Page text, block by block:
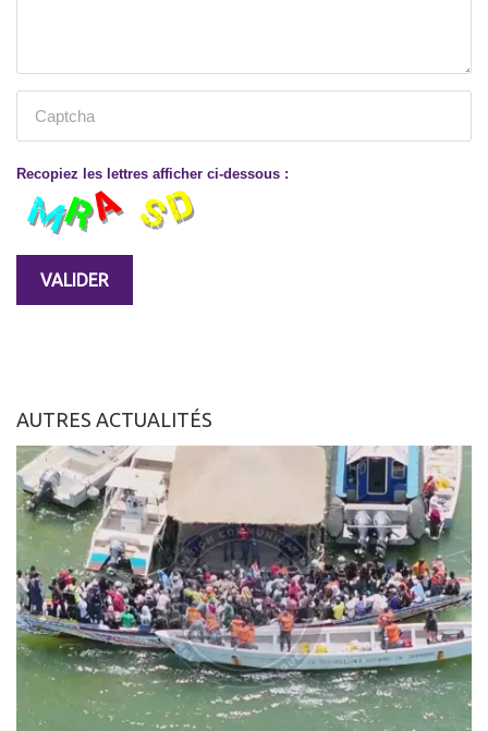
Recopiez les lettres afficher ci-dessous :
AUTRES ACTUALITÉS